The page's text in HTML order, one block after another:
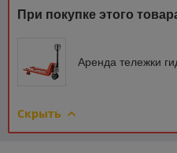
При покупке этого
Аренда тележки
Скрыть